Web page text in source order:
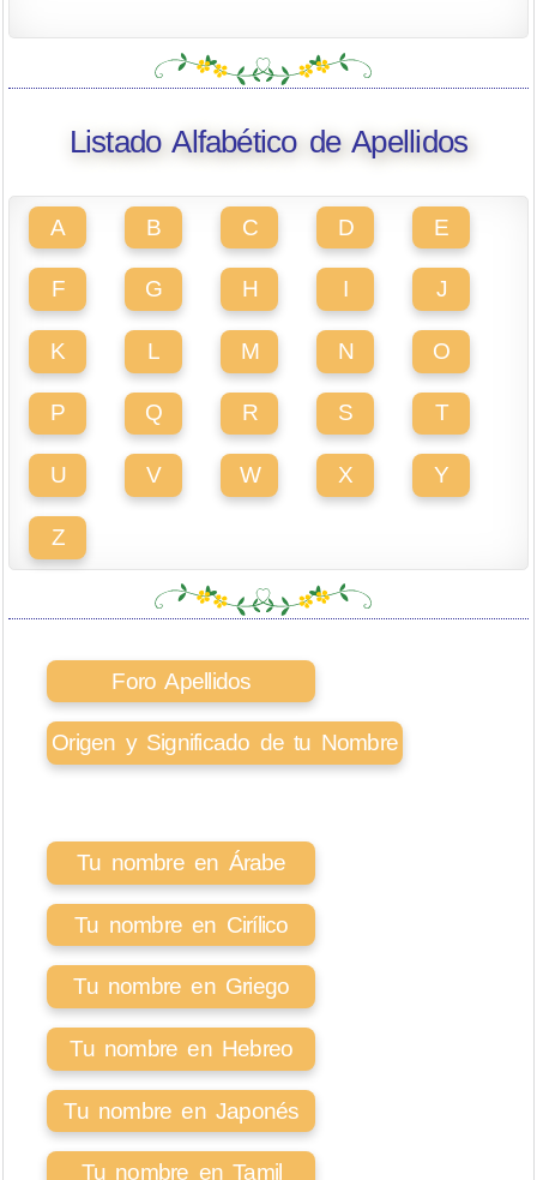
Listado Alfabético de Apellidos
A B C D E
F G H I J
K L M N O
P Q R S T
U V W X Y
Z
Foro Apellidos
Origen y Significado de tu Nombre
Tu nombre en Árabe
Tu nombre en Cirílico
Tu nombre en Griego
Tu nombre en Hebreo
Tu nombre en Japonés
Tu nombre en Tamil